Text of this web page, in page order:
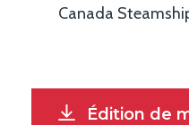
Canada
Édition de